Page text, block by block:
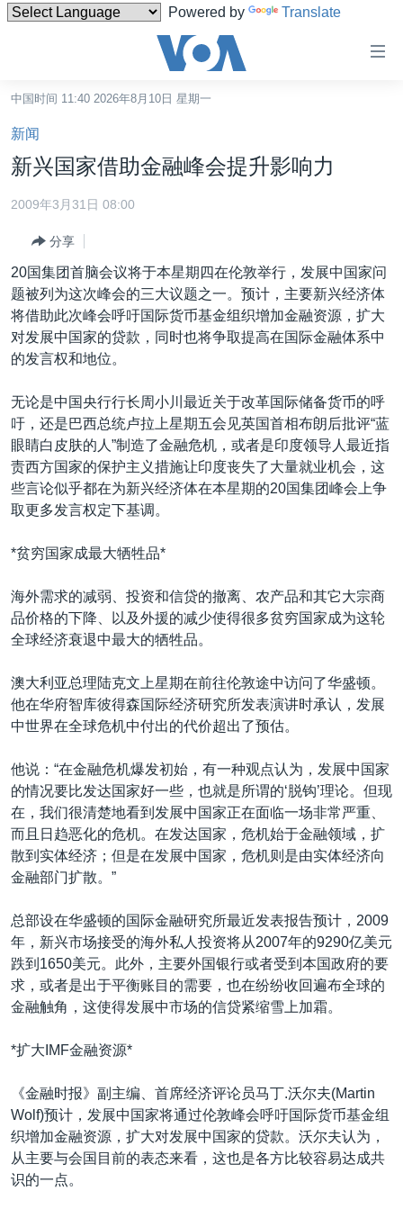
Powered by Translate
碍
链
接
跳
转
容
跳
跳
转
到
检
索
中国
港澳
国际
最新国际新闻
印太
欧洲
非洲
美洲
全球议题
分类新闻
经济·金融·贸易
科教·文娱·体健
军事
劳工
环境
美中关系
白宫要闻
国会报道
美中关系
美国建国250周年
重要讲话与声明
台海两岸关系
关注西藏
关注新疆
GEN Z 看美国
VOA视频
VOA今日焦点
中文广播
其他语言网站
中国时间 11:40 2026年8月10日 星期一
新闻
新兴国家借助金融峰会提升影响力
2009年3月31日 08:00
分享
20国集团首脑会议将于本星期四在伦敦举行，发展中国家问
题被列为这次峰会的三大议题之一。预计，主要新兴经济体
将借助此次峰会呼吁国际货币基金组织增加金融资源，扩大
对发展中国家的贷款，同时也将争取提高在国际金融体系中
的发言权和地位。
无论是中国央行行长周小川最近关于改革国际储备货币的呼
吁，还是巴西总统卢拉上星期五会见英国首相布朗后批评“蓝
眼睛白皮肤的人”制造了金融危机，或者是印度领导人最近指
责西方国家的保护主义措施让印度丧失了大量就业机会，这
些言论似乎都在为新兴经济体在本星期的20国集团峰会上争
取更多发言权定下基调。
*贫穷国家成最大牺牲品*
海外需求的减弱、投资和信贷的撤离、农产品和其它大宗商
品价格的下降、以及外援的减少使得很多贫穷国家成为这轮
全球经济衰退中最大的牺牲品。
澳大利亚总理陆克文上星期在前往伦敦途中访问了华盛顿。
他在华府智库彼得森国际经济研究所发表演讲时承认，发展
中世界在全球危机中付出的代价超出了预估。
他说：“在金融危机爆发初始，有一种观点认为，发展中国家
的情况要比发达国家好一些，也就是所谓的‘脱钩’理论。但现
在，我们很清楚地看到发展中国家正在面临一场非常严重、
而且日趋恶化的危机。在发达国家，危机始于金融领域，扩
散到实体经济；但是在发展中国家，危机则是由实体经济向
金融部门扩散。”
总部设在华盛顿的国际金融研究所最近发表报告预计，2009
年，新兴市场接受的海外私人投资将从2007年的9290亿美元
跌到1650美元。此外，主要外国银行或者受到本国政府的要
求，或者是出于平衡账目的需要，也在纷纷收回遍布全球的
金融触角，这使得发展中市场的信贷紧缩雪上加霜。
*扩大IMF金融资源*
《金融时报》副主编、首席经济评论员马丁.沃尔夫(Martin
Wolf)预计，发展中国家将通过伦敦峰会呼吁国际货币基金组
织增加金融资源，扩大对发展中国家的贷款。沃尔夫认为，
从主要与会国目前的表态来看，这也是各方比较容易达成共
识的一点。